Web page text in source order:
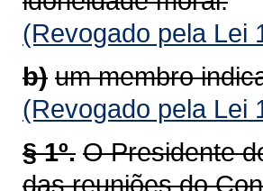
(Revogado pela Lei
b) um membro
(Revogado pela Lei
§ 1º. O Presidente
das reuniões do